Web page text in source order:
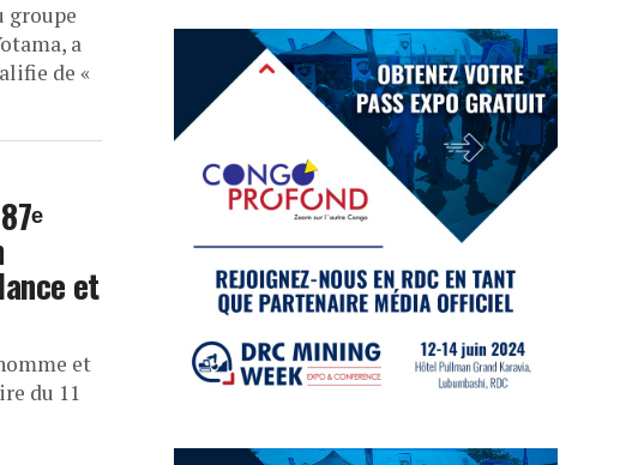
groupe
a
de «
et
et
du 11